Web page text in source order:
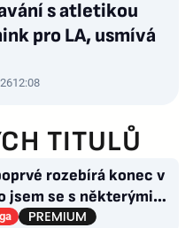
s atletikou
pro LA, usmívá
12:08
TITULŮ
rozebírá konec v
jsem se s některými